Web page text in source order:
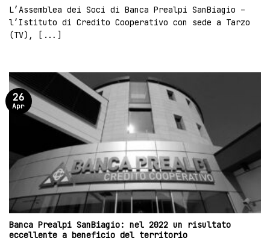
L’Assemblea dei Soci di Banca Prealpi SanBiagio –
l’Istituto di Credito Cooperativo con sede a Tarzo
(TV), [...]
Banca Prealpi SanBiagio: nel 2022 un risultato
eccellente a beneficio del territorio
26
Apr